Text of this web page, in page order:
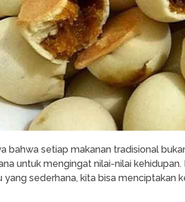
bahwa setiap makanan tradisional
untuk mengingat nilai-nilai
yang sederhana, kita bisa menciptakan